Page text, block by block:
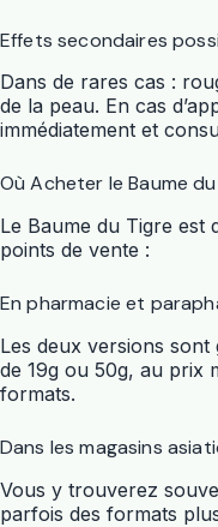
Effets secondaires
Dans de rares cas :
de la peau. En cas
immédiatement et
Où Acheter le Baume
Le Baume du Tigre est
points de vente :
En pharmacie et
Les deux versions
de 19g ou 50g, au prix
formats.
Dans les magasins
Vous y trouverez
parfois des formats